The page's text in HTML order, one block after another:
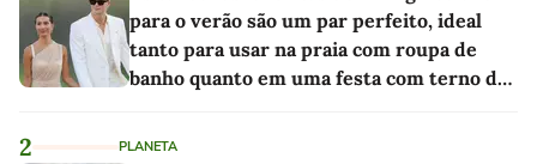
para o verão são um par perfeito, ideal
tanto para usar na praia com roupa de
banho quanto em uma festa com terno de
2 PLANETA